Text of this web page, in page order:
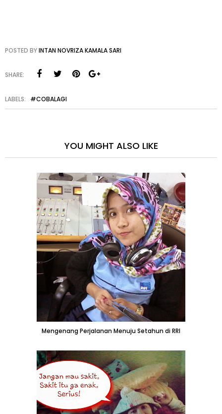
POSTED BYINTAN NOVRIZA KAMALA SARI
SHARE:
LABELS: #COBALAGI
YOU MIGHT ALSO LIKE
Mengenang Perjalanan Menuju Setahun di RRI